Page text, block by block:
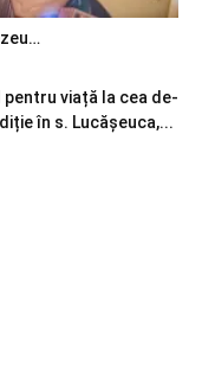
pentru viață la cea de-
în s. Lucășeuca,...